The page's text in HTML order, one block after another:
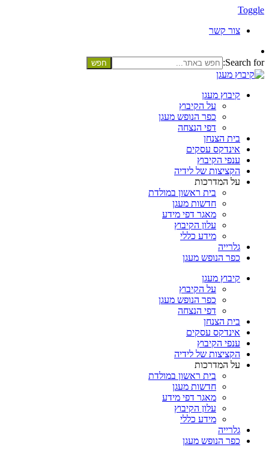
Toggle
צור קשר
Search for:
קיבוץ מעגן
על הקיבוץ
כפר הנופש מעגן
דפי הנצחה
בית הצנחן
אינדקס עסקים
ענפי הקיבוץ
הקציצות של לידיה
על המדרכות
בית ראשון במולדת
חדשות מעגן
מאגר דפי מידע
עלון הקיבוץ
מידע כללי
גלרייה
כפר הנופש מעגן
קיבוץ מעגן
על הקיבוץ
כפר הנופש מעגן
דפי הנצחה
בית הצנחן
אינדקס עסקים
ענפי הקיבוץ
הקציצות של לידיה
על המדרכות
בית ראשון במולדת
חדשות מעגן
מאגר דפי מידע
עלון הקיבוץ
מידע כללי
גלרייה
כפר הנופש מעגן